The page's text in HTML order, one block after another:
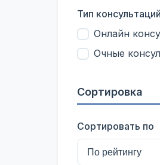
Тип консультаций
Онлайн
Очные
Сортировка
Сортировать по